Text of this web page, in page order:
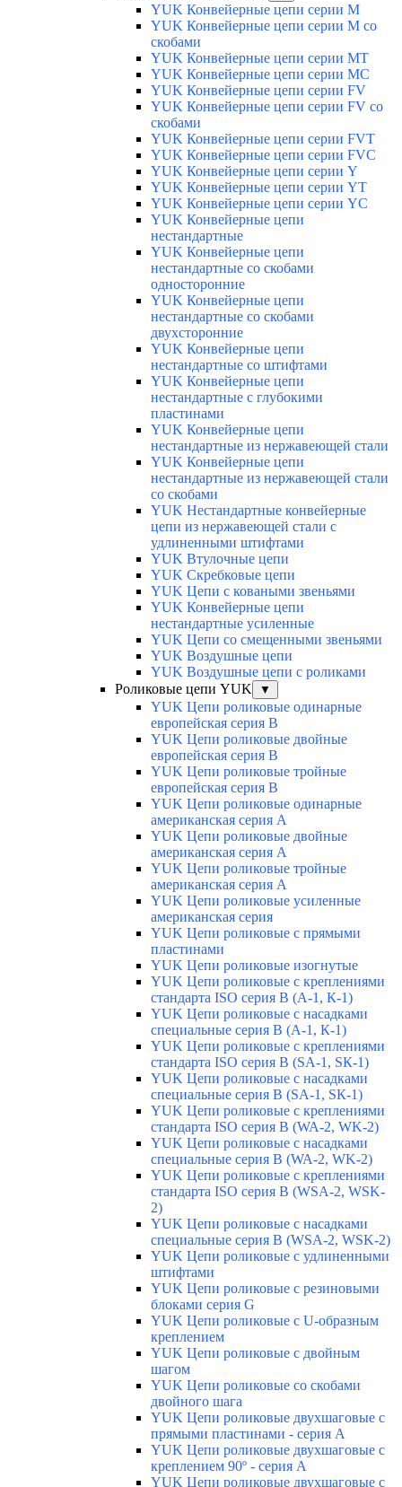
YUK Конвейерные цепи серии М
YUK Конвейерные цепи серии М со
скобами
YUK Конвейерные цепи серии МТ
YUK Конвейерные цепи серии МС
YUK Конвейерные цепи серии FV
YUK Конвейерные цепи серии FV со
скобами
YUK Конвейерные цепи серии FVT
YUK Конвейерные цепи серии FVC
YUK Конвейерные цепи серии Y
YUK Конвейерные цепи серии YТ
YUK Конвейерные цепи серии YС
YUK Конвейерные цепи
нестандартные
YUK Конвейерные цепи
нестандартные со скобами
односторонние
YUK Конвейерные цепи
нестандартные со скобами
двухсторонние
YUK Конвейерные цепи
нестандартные со штифтами
YUK Конвейерные цепи
нестандартные с глубокими
пластинами
YUK Конвейерные цепи
нестандартные из нержавеющей стали
YUK Конвейерные цепи
нестандартные из нержавеющей стали
со скобами
YUK Нестандартные конвейерные
цепи из нержавеющей стали с
удлиненными штифтами
YUK Втулочные цепи
YUK Скребковые цепи
YUK Цепи с коваными звеньями
YUK Конвейерные цепи
нестандартные усиленные
YUK Цепи со смещенными звеньями
YUK Воздушные цепи
YUK Воздушные цепи с роликами
Роликовые цепи YUK
▼
YUK Цепи роликовые одинарные
европейская серия В
YUK Цепи роликовые двойные
европейская серия В
YUK Цепи роликовые тройные
европейская серия В
YUK Цепи роликовые одинарные
американская серия А
YUK Цепи роликовые двойные
американская серия А
YUK Цепи роликовые тройные
американская серия А
YUK Цепи роликовые усиленные
американская серия
YUK Цепи роликовые с прямыми
пластинами
YUK Цепи роликовые изогнутые
YUK Цепи роликовые с креплениями
стандарта ISO серия B (А-1, К-1)
YUK Цепи роликовые с насадками
специальные серия В (А-1, К-1)
YUK Цепи роликовые с креплениями
стандарта ISO серия B (SA-1, SК-1)
YUK Цепи роликовые с насадками
специальные серия В (SA-1, SК-1)
YUK Цепи роликовые с креплениями
стандарта ISO серия B (WA-2, WK-2)
YUK Цепи роликовые с насадками
специальные серия В (WA-2, WK-2)
YUK Цепи роликовые с креплениями
стандарта ISO серия B (WSA-2, WSK-
2)
YUK Цепи роликовые с насадками
специальные серия B (WSA-2, WSK-2)
YUK Цепи роликовые с удлиненными
штифтами
YUK Цепи роликовые с резиновыми
блоками серия G
YUK Цепи роликовые с U-образным
креплением
YUK Цепи роликовые с двойным
шагом
YUK Цепи роликовые со скобами
двойного шага
YUK Цепи роликовые двухшаговые с
прямыми пластинами - серия А
YUK Цепи роликовые двухшаговые с
креплением 90º - серия А
YUK Цепи роликовые двухшаговые с